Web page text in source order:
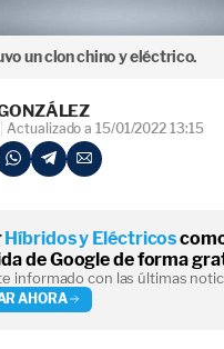
un clon chino y eléctrico.
Actualizado a 15/01/2022 13:15
Híbridos y Eléctricos
de Google de forma
informado con las últimas
AHORA